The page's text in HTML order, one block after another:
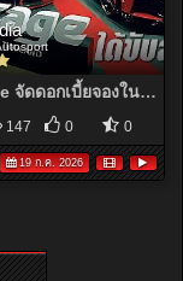
GR garage จัดดอกเบี้ยจองในงาน 0% จะได้ขับ GR ก็วันนี้แหละ!
147 0 0
19 ก.ค. 2026